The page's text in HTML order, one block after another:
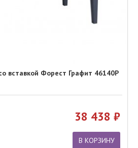
вставкой Форест Графит 46140Р
38 438
В КОРЗИНУ